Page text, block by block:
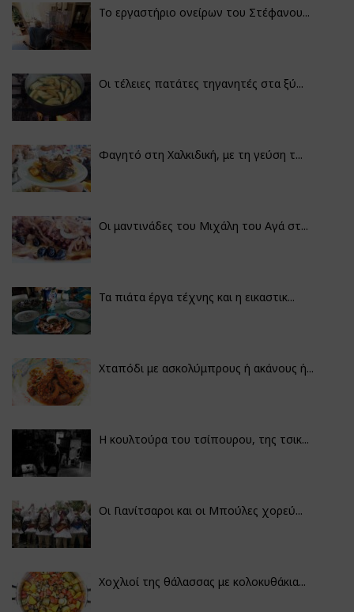
Το εργαστήριο ονείρων του Στέφανου...
Οι τέλειες πατάτες τηγανητές στα ξύ...
Φαγητό στη Χαλκιδική, με τη γεύση τ...
Οι μαντινάδες του Μιχάλη του Αγά στ...
Τα πιάτα έργα τέχνης και η εικαστικ...
Χταπόδι με ασκολύμπρους ή ακάνους ή...
Η κουλτούρα του τσίπουρου, της τσικ...
Οι Γιανίτσαροι και οι Μπούλες χορεύ...
Χοχλιοί της θάλασσας με κολοκυθάκια...